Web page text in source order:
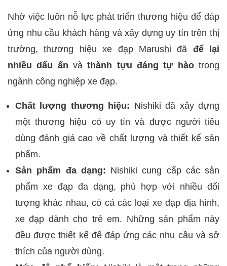
Nhờ việc luôn nỗ lực phát triển thương hiệu để đáp
ứng nhu cầu khách hàng và xây dựng uy tín trên thị
trường, thương hiệu xe đạp Marushi đã để lại
nhiều dấu ấn vàthành tựu đáng tự hàotrong
ngành công nghiệp xe đạp.
Chất lượng thương hiệu: Nishiki đã xây dựng
một thương hiệu có uy tín và được người tiêu
dùng đánh giá cao về chất lượng và thiết kế sản
phẩm.
Sản phẩm đa dạng: Nishiki cung cấp các sản
phẩm xe đạp đa dạng, phù hợp với nhiều đối
tượng khác nhau, có cả các loại xe đạp địa hình,
xe đạp dành cho trẻ em. Những sản phẩm này
đều được thiết kế để đáp ứng các nhu cầu và sở
thích của người dùng.